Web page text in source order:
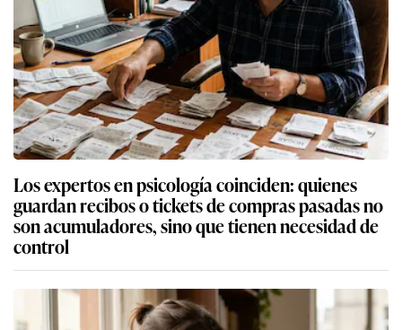
Los expertos en psicología coinciden: quienes
guardan recibos o tickets de compras pasadas no
son acumuladores, sino que tienen necesidad de
control